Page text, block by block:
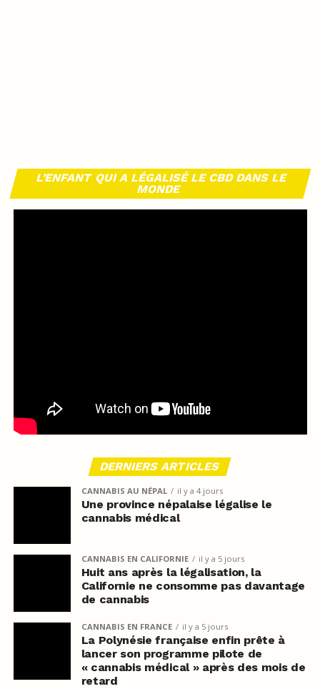
L’ENFANT QUI A LÉGALISÉ LE CBD DANS LE
MONDE
DERNIERS ARTICLES
CANNABIS AU NÉPAL il y a 4 jours
Une province népalaise légalise le
cannabis médical
CANNABIS EN CALIFORNIE il y a 5 jours
Huit ans après la légalisation, la
Californie ne consomme pas davantage
de cannabis
CANNABIS EN FRANCE il y a 5 jours
La Polynésie française enfin prête à
lancer son programme pilote de
« cannabis médical » après des mois de
retard